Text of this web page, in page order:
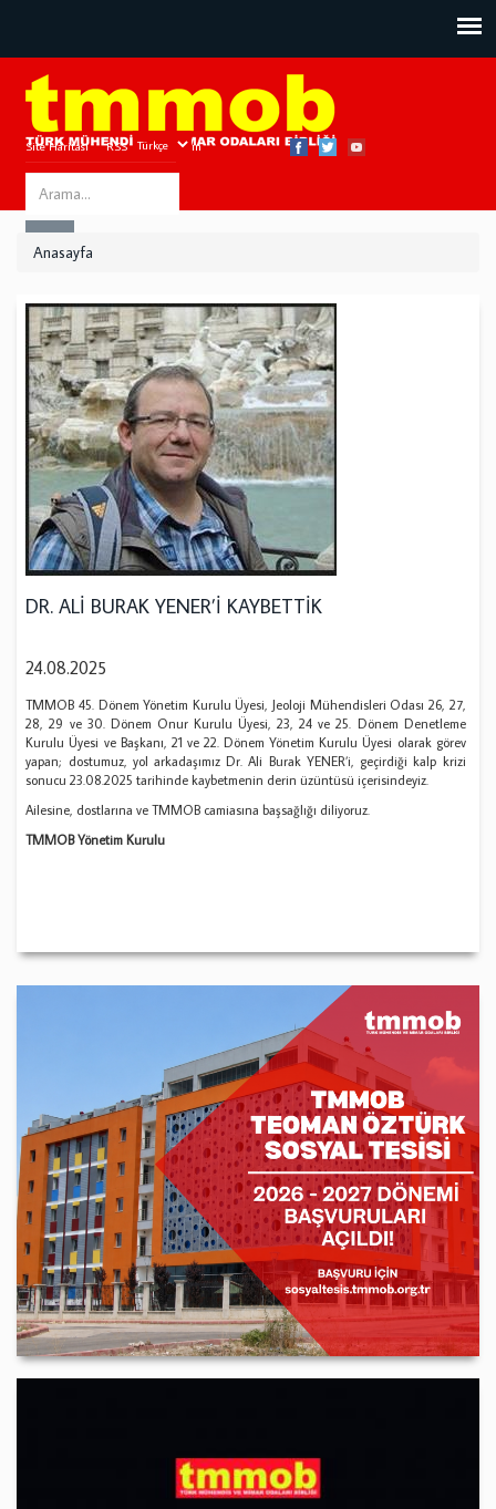
Site Haritası RSS Bize Ulaşın
Search
this
Anasayfa
DR. ALİ BURAK YENER’İ KAYBETTİK
24.08.2025
TMMOB 45. Dönem Yönetim Kurulu Üyesi, Jeoloji Mühendisleri Odası 26, 27,
28, 29 ve 30. Dönem Onur Kurulu Üyesi, 23, 24 ve 25. Dönem Denetleme
Kurulu Üyesi ve Başkanı, 21 ve 22. Dönem Yönetim Kurulu Üyesi olarak görev
yapan; dostumuz, yol arkadaşımız Dr. Ali Burak YENER’i, geçirdiği kalp krizi
sonucu 23.08.2025 tarihinde kaybetmenin derin üzüntüsü içerisindeyiz.
Ailesine, dostlarına ve TMMOB camiasına başsağlığı diliyoruz.
TMMOB Yönetim Kurulu